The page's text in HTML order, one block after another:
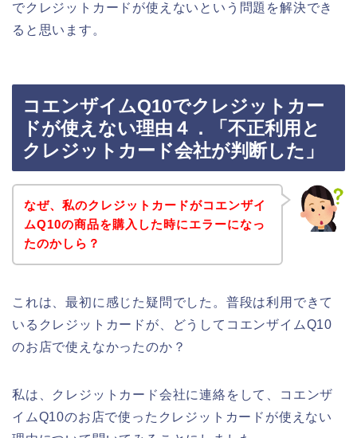
でクレジットカードが使えないという問題を解決でき
ると思います。
コエンザイムQ10でクレジットカー
ドが使えない理由４．「不正利用と
クレジットカード会社が判断した」
なぜ、私のクレジットカードがコエンザイ
ムQ10の商品を購入した時にエラーになっ
たのかしら？
これは、最初に感じた疑問でした。普段は利用できて
いるクレジットカードが、どうしてコエンザイムQ10
のお店で使えなかったのか？
私は、クレジットカード会社に連絡をして、コエンザ
イムQ10のお店で使ったクレジットカードが使えない